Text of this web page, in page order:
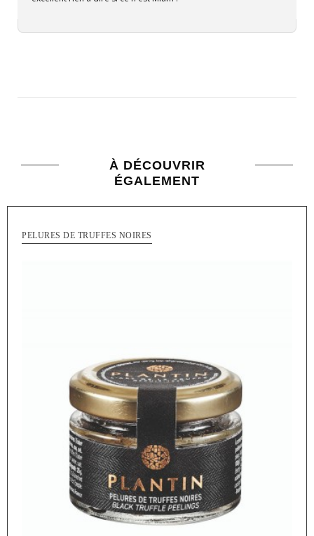
À DÉCOUVRIR
ÉGALEMENT
PELURES DE TRUFFES NOIRES